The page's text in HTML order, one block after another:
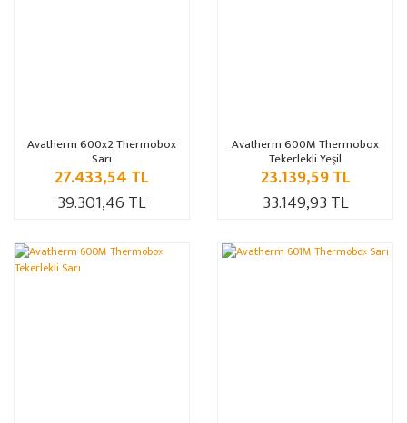
Avatherm 600x2 Thermobox
Sarı
27.433,54 TL
39.301,46 TL
Avatherm 600M Thermobox
Tekerlekli Yeşil
23.139,59 TL
33.149,93 TL
%30 %30